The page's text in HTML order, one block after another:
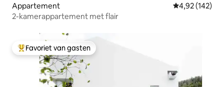
Appartement Gemiddelde
4,92 (142)
2-kamerappartement met flair
Topfavoriet van gasten
Favoriet van gasten